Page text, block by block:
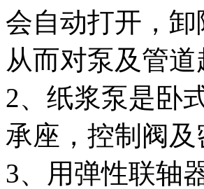
会自动打开，
从而对泵及管
2、纸浆泵是卧
承座，控制阀
3、用弹性联轴